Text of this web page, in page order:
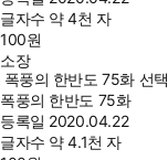
글자수 약 4천 자
100원
소장
폭풍의 한반도 75화 선택
폭풍의 한반도 75화
등록일 2020.04.22
글자수 약 4.1천 자